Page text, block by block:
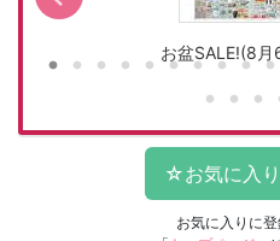
お盆SALE!(8
お気に入りに